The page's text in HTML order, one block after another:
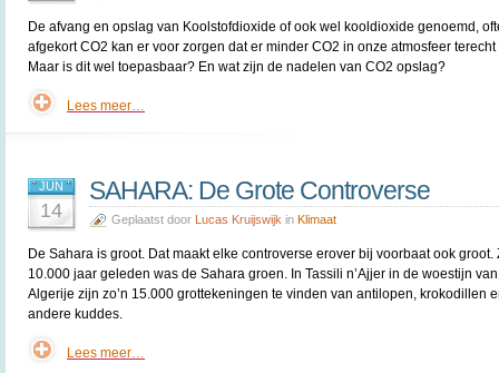
De afvang en opslag van Koolstofdioxide of ook wel kooldioxide genoemd,
afgekort CO2 kan er voor zorgen dat er minder CO2 in onze atmosfeer terecht
Maar is dit wel toepasbaar? En wat zijn de nadelen van CO2 opslag?
Lees meer…
JUN
14
SAHARA: De Grote Controverse
Geplaatst door Lucas Kruijswijk in Klimaat
De Sahara is groot. Dat maakt elke controverse erover bij voorbaat ook groot.
10.000 jaar geleden was de Sahara groen. In Tassili n’Ajjer in de woestijn van
Algerije zijn zo’n 15.000 grottekeningen te vinden van antilopen, krokodillen
andere kuddes.
Lees meer…